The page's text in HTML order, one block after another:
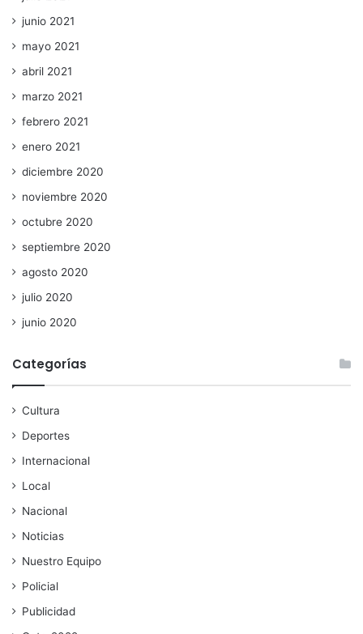
junio 2021
mayo 2021
abril 2021
marzo 2021
febrero 2021
enero 2021
diciembre 2020
noviembre 2020
octubre 2020
septiembre 2020
agosto 2020
julio 2020
junio 2020
Categorías
Cultura
Deportes
Internacional
Local
Nacional
Noticias
Nuestro Equipo
Policial
Publicidad